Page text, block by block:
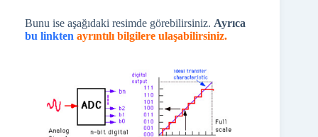
Bunu ise aşağıdaki resimde görebilirsiniz. Ayrıca
bu linkten ayrıntılı bilgilere ulaşabilirsiniz.